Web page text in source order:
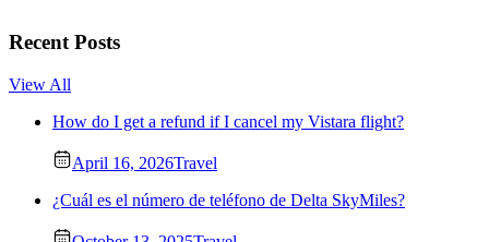
Recent Posts
View All
How do I get a refund if I cancel my Vistara flight?
April 16, 2026Travel
¿Cuál es el número de teléfono de Delta SkyMiles?